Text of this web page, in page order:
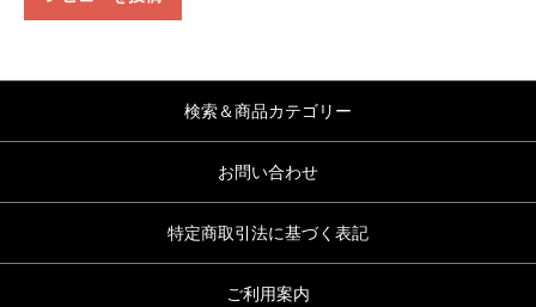
検索＆商品カテゴリー
お問い合わせ
特定商取引法に基づく表記
ご利用案内